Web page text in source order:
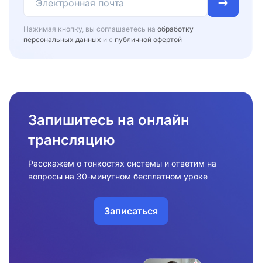
Нажимая кнопку, вы соглашаетесь на обработку
персональных данных и с публичной офертой
Запишитесь на онлайн
трансляцию
Расскажем о тонкостях системы и ответим на
вопросы на 30-минутном бесплатном уроке
Записаться